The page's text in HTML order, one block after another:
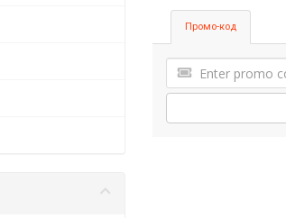
Промо-код